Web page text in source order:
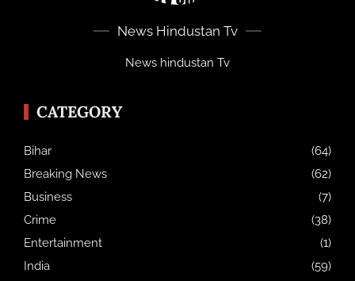
News Hindustan Tv
News hindustan Tv
CATEGORY
Bihar
(64)
Breaking News
(62)
Business
(7)
Crime
(38)
Entertainment
(1)
India
(59)